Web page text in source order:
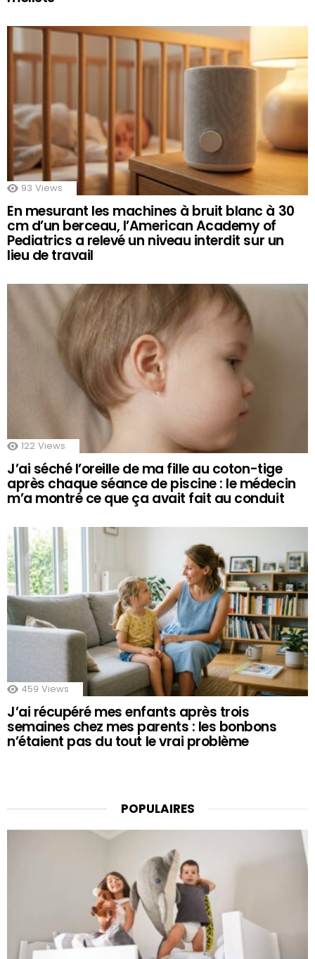
93 Views
En mesurant les machines à bruit blanc à 30
cm d’un berceau, l’American Academy of
Pediatrics a relevé un niveau interdit sur un
lieu de travail
122 Views
J’ai séché l’oreille de ma fille au coton-tige
après chaque séance de piscine : le médecin
m’a montré ce que ça avait fait au conduit
459 Views
J’ai récupéré mes enfants après trois
semaines chez mes parents : les bonbons
n’étaient pas du tout le vrai problème
POPULAIRES